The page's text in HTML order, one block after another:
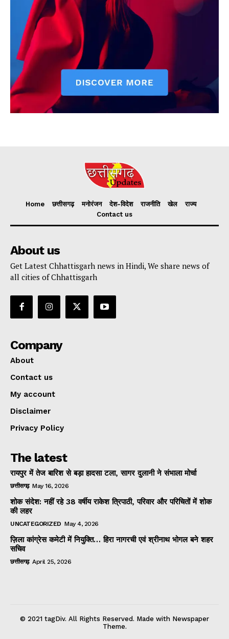
Home छत्तीसगढ़ मनोरंजन देश-विदेश राजनीति खेल
राज्य
Contact us
About us
Get Latest Chhattisgarh news in Hindi, We share news of
all cities of Chhattisgarh
Company
About
Contact us
My account
Disclaimer
Privacy Policy
The latest
रायपुर में तेज बारिश से बड़ा हादसा टला, सागर दुलानी ने संभाला मोर्चा
छत्तीसगढ़ May 16, 2026
शोक संदेश: नहीं रहे 38 वर्षीय राकेश त्रिपाठी, परिवार और परिचितों में शोक
की लहर
UNCATEGORIZED May 4, 2026
ज़िला कांग्रेस कमेटी में नियुक्ति… हिरा नागरची एवं श्रीनाथ भोगल बने शहर
सचिव
छत्तीसगढ़ April 25, 2026
© 2021 tagDiv. All Rights Reserved. Made with Newspaper
Theme.